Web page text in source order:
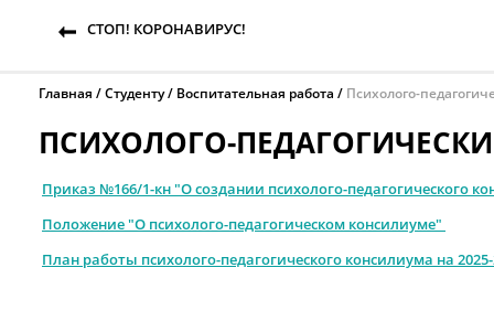
СТОП! КОРОНАВИРУС!
Главная Студенту Воспитательная работа Психолого-
ПСИХОЛОГО-
Приказ №166/1-кн "О создании психолого-педагогического
Положение "О психолого-педагогическом консилиуме"
План работы психолого-педагогического консилиума на